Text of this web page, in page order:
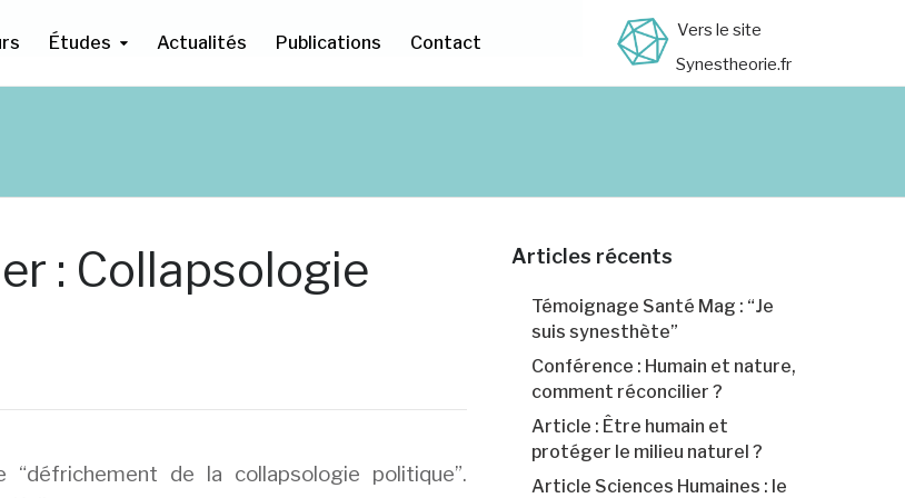
Études Actualités Publications Contact
Vers le site
Synestheorie.fr
: Collapsologie
de la collapsologie politique”.
Articles récents
Témoignage Santé Mag : “Je
suis synesthète”
Conférence : Humain et nature,
comment réconcilier ?
Article : Être humain et
protéger le milieu naturel ?
Article Sciences Humaines : le